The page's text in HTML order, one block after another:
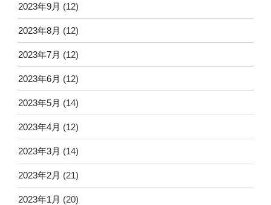
2023年9月 (12)
2023年8月 (12)
2023年7月 (12)
2023年6月 (12)
2023年5月 (14)
2023年4月 (12)
2023年3月 (14)
2023年2月 (21)
2023年1月 (20)